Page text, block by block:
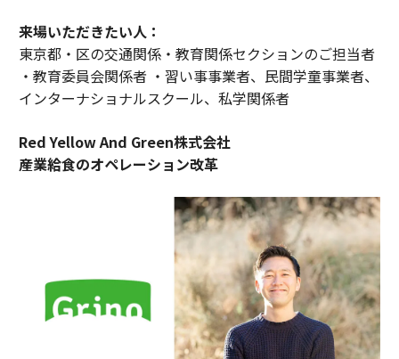
来場いただきたい人：
東京都・区の交通関係・教育関係セクションのご担当者
・教育委員会関係者 ・習い事事業者、民間学童事業者、
インターナショナルスクール、私学関係者
Red Yellow And Green株式会社
産業給食のオペレーション改革